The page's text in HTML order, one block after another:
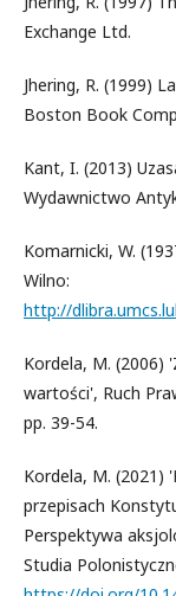
Exchange Ltd.
Jhering, R. (1999)
Boston Book
Kant, I. (2013)
Wydawnictwo
Komarnicki, W.
Wilno:
http://
Kordela, M. (2006)
wartości', Ruch
pp. 39-54.
Kordela, M. (2021)
przepisach
Perspektywa
Studia